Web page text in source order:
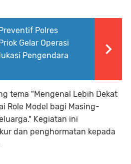
Polres
Gelar Operasi
Pengendara
tema "Mengenal Lebih Dekat
Role Model bagi Masing-
Kegiatan ini
dan penghormatan kepada